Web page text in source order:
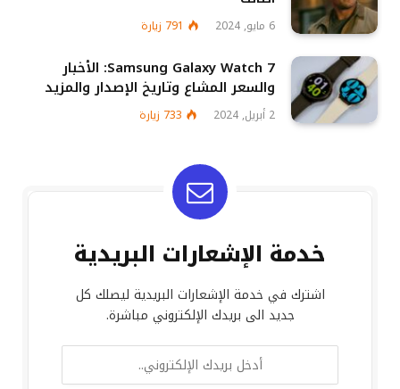
6 مايو, 2024 791 زيارة
Samsung Galaxy Watch 7: الأخبار
والسعر المشاع وتاريخ الإصدار والمزيد
2 أبريل, 2024 733 زيارة
خدمة الإشعارات البريدية
اشترك في خدمة الإشعارات البريدية ليصلك كل
جديد الى بريدك الإلكتروني مباشرة.